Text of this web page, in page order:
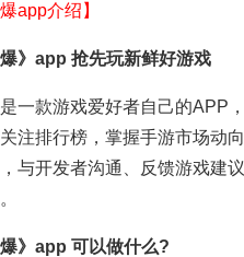
app介绍】
爆》app 抢先玩新鲜好游戏
一款游戏爱好者自己的APP
注排行榜，掌握手游市场动
与开发者沟通、反馈游戏建
爆》app 可以做什么?